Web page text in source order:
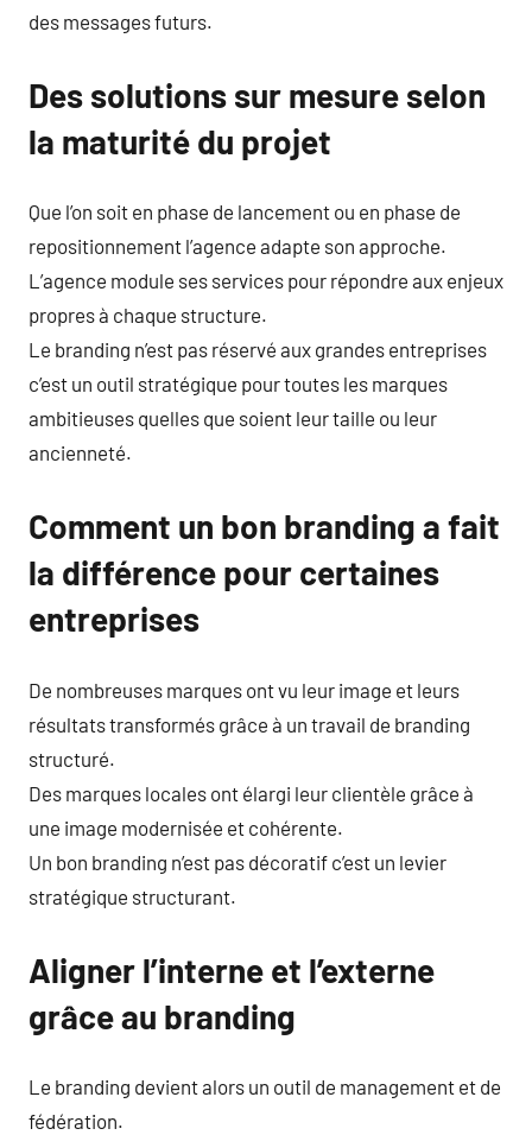
des messages futurs.
Des solutions sur mesure selon
la maturité du projet
Que l’on soit en phase de lancement ou en phase de
repositionnement l’agence adapte son approche.
L’agence module ses services pour répondre aux enjeux
propres à chaque structure.
Le branding n’est pas réservé aux grandes entreprises
c’est un outil stratégique pour toutes les marques
ambitieuses quelles que soient leur taille ou leur
ancienneté.
Comment un bon branding a fait
la différence pour certaines
entreprises
De nombreuses marques ont vu leur image et leurs
résultats transformés grâce à un travail de branding
structuré.
Des marques locales ont élargi leur clientèle grâce à
une image modernisée et cohérente.
Un bon branding n’est pas décoratif c’est un levier
stratégique structurant.
Aligner l’interne et l’externe
grâce au branding
Le branding devient alors un outil de management et de
fédération.